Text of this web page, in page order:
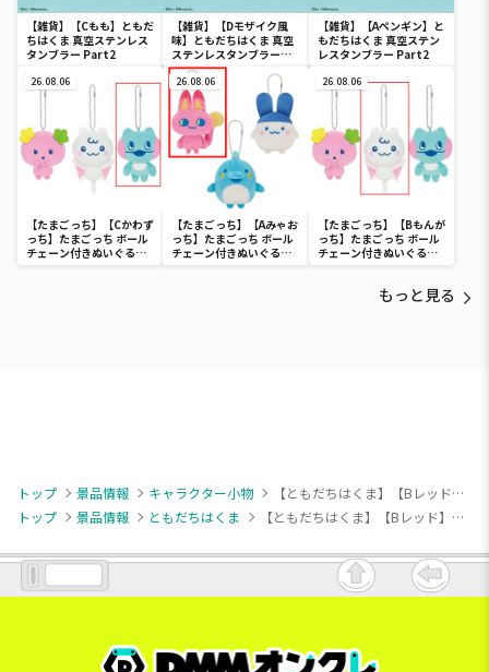
【雑貨】【Cもも】ともだ
ちはくま 真空ステンレス
タンブラー Part2
【雑貨】【Dモザイク風
味】ともだちはくま 真空
ステンレスタンブラー
Part2
【雑貨】【Aペンギン】と
もだちはくま 真空ステン
レスタンブラー Part2
26.08.06
【たまごっち】【Cかわず
っち】たまごっち ボール
チェーン付きぬいぐるみ
～Tamagotchi
26.08.06
【たまごっち】【Aみゃお
っち】たまごっち ボール
チェーン付きぬいぐるみ
～Tamagotchi
26.08.06
【たまごっち】【Bもんが
っち】たまごっち ボール
チェーン付きぬいぐるみ
～Tamagotchi
もっと見る
トップ 景品情報 キャラクター小物
【ともだちはくま】【Bレッド】ともだちはくま ボールチェーン付きキラキラハートぬいぐるみ
トップ
景品情報 ともだちはくま 【ともだちはくま】【Bレッド】ともだちはくま ボールチェーン付きキラキラハートぬいぐるみ